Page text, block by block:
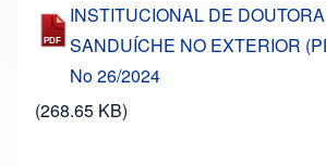
INSTITUCIONAL DE
SANDUÍCHE NO EXTERIOR
No 26/2024
(268.65 KB)